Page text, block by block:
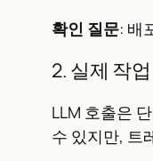
확인 질문: 배
2. 실제 작
LLM 호출은
수 있지만, 트